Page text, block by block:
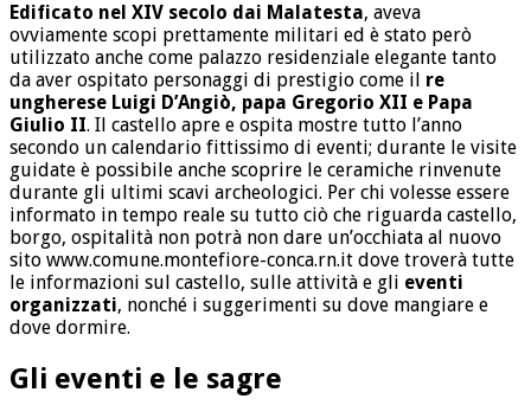
Edificato nel XIV secolo dai Malatesta, aveva
ovviamente scopi prettamente militari ed è stato però
utilizzato anche come palazzo residenziale elegante tanto
da aver ospitato personaggi di prestigio come il re
ungherese Luigi D’Angiò, papa Gregorio XII e Papa
Giulio II. Il castello apre e ospita mostre tutto l’anno
secondo un calendario fittissimo di eventi; durante le visite
guidate è possibile anche scoprire le ceramiche rinvenute
durante gli ultimi scavi archeologici. Per chi volesse essere
informato in tempo reale su tutto ciò che riguarda castello,
borgo, ospitalità non potrà non dare un’occhiata al nuovo
sito www.comune.montefiore-conca.rn.it dove troverà tutte
le informazioni sul castello, sulle attività e gli eventi
organizzati, nonché i suggerimenti su dove mangiare e
dove dormire.
Gli eventi e le sagre